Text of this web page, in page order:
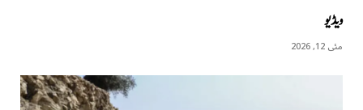
ویڈیو
مئی 12, 2026